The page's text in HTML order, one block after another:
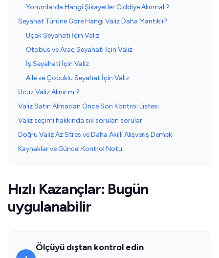
Yorumlarda Hangi Şikayetler Ciddiye Alınmalı?
Seyahat Türüne Göre Hangi Valiz Daha Mantıklı?
Uçak Seyahati İçin Valiz
Otobüs ve Araç Seyahati İçin Valiz
İş Seyahati İçin Valiz
Aile ve Çocuklu Seyahat İçin Valiz
Ucuz Valiz Alınır mı?
Valiz Satın Almadan Önce Son Kontrol Listesi
Valiz seçimi hakkında sık sorulan sorular
Doğru Valiz Az Stres ve Daha Akıllı Alışveriş Demek
Kaynaklar ve Güncel Kontrol Notu
Hızlı Kazançlar: Bugün
uygulanabilir
Ölçüyü dıştan kontrol edin